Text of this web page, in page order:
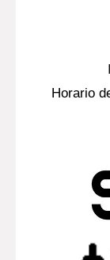
Horario